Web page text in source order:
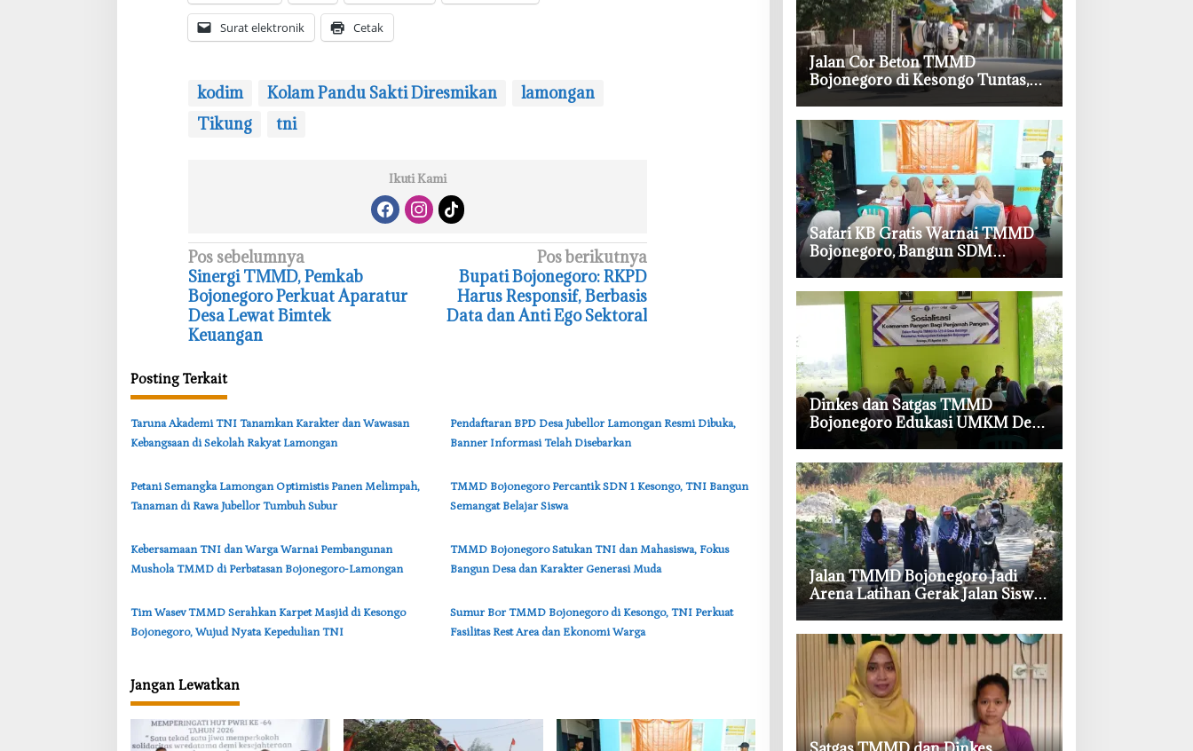
Surat elektronik Cetak
kodim Kolam Pandu Sakti Diresmikan
lamongan
Tikung
tni
Ikuti Kami
N
a
v
i
a
i
o
s
Pos sebelumnya
Sinergi TMMD, Pemkab
Bojonegoro Perkuat Aparatur
Desa Lewat Bimtek
Keuangan
Pos berikutnya
‎Bupati Bojonegoro: RKPD
Harus Responsif, Berbasis
Data dan Anti Ego Sektoral
Posting Terkait
‎Taruna Akademi TNI Tanamkan Karakter dan Wawasan
Kebangsaan di Sekolah Rakyat Lamongan
Pendaftaran BPD Desa Jubellor Lamongan Resmi Dibuka,
Banner Informasi Telah Disebarkan
Petani Semangka Lamongan Optimistis Panen Melimpah,
Tanaman di Rawa Jubellor Tumbuh Subur
‎TMMD Bojonegoro Percantik SDN 1 Kesongo, TNI Bangun
Semangat Belajar Siswa
‎Kebersamaan TNI dan Warga Warnai Pembangunan
Mushola TMMD di Perbatasan Bojonegoro-Lamongan
‎TMMD Bojonegoro Satukan TNI dan Mahasiswa, Fokus
Bangun Desa dan Karakter Generasi Muda
‎Tim Wasev TMMD Serahkan Karpet Masjid di Kesongo
Bojonegoro, Wujud Nyata Kepedulian TNI
‎Sumur Bor TMMD Bojonegoro di Kesongo, TNI Perkuat
Fasilitas Rest Area dan Ekonomi Warga
Jangan Lewatkan
‎Jalan Cor Beton TMMD
Bojonegoro di Kesongo Tuntas,
Petani dan Pelajar Kini Lebih
Mudah Beraktivitas
‎Safari KB Gratis Warnai TMMD
Bojonegoro, Bangun SDM
Berkualitas dari Keluarga
‎Dinkes dan Satgas TMMD
Bojonegoro Edukasi UMKM Desa
Kesongo, Waspadai Boraks dan
Formalin
‎Jalan TMMD Bojonegoro Jadi
Arena Latihan Gerak Jalan Siswa
SDN Kesongo II